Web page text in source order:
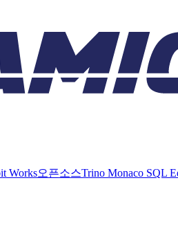
Works오픈소스Trino Monaco SQL